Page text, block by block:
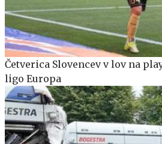
Četverica Slovencev v lov na
ligo Europa